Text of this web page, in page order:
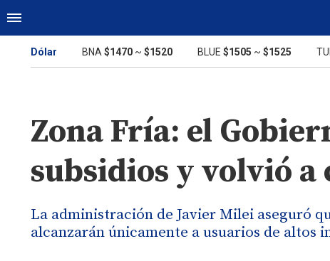
Dólar BNA $1470 ~ $1520 BLUE $1505 ~ $1525
Zona Fría: el
subsidios y volvió
La administración de Javier Milei aseguró
alcanzarán únicamente a usuarios de altos